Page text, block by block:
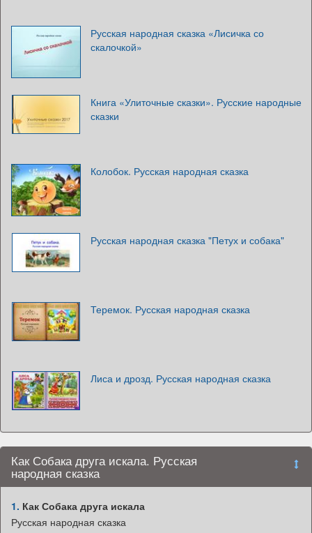
Русская народная сказка «Лисичка со
скалочкой»
Книга «Улиточные сказки». Русские народные
сказки
Колобок. Русская народная сказка
Русская народная сказка "Петух и собака"
Теремок. Русская народная сказка
Лиса и дрозд. Русская народная сказка
Как Собака друга искала. Русская
народная сказка
1. Как Собака друга искала
Русская народная сказка